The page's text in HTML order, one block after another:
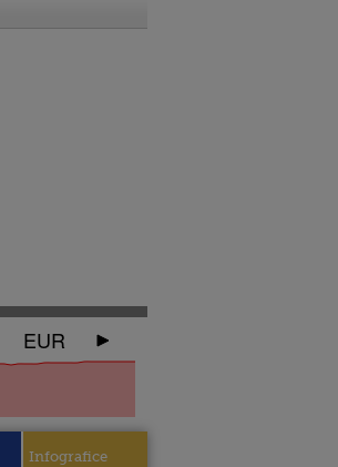
EUR
Infografice